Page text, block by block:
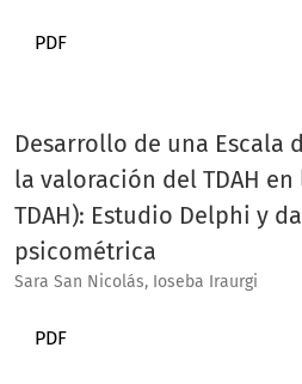
PDF
Desarrollo de una Escala
la valoración del TDAH
TDAH): Estudio Delphi y
psicométrica
Sara San Nicolás, Ioseba Iraurgi
PDF